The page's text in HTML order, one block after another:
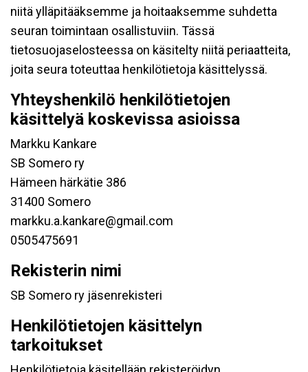
niitä ylläpitääksemme ja hoitaaksemme suhdetta
seuran toimintaan osallistuviin. Tässä
tietosuojaselosteessa on käsitelty niitä periaatteita,
joita seura toteuttaa henkilötietoja käsittelyssä.
Yhteyshenkilö henkilötietojen
käsittelyä koskevissa asioissa
Markku Kankare
SB Somero ry
Hämeen härkätie 386
31400 Somero
markku.a.kankare@gmail.com
0505475691
Rekisterin nimi
SB Somero ry jäsenrekisteri
Henkilötietojen käsittelyn
tarkoitukset